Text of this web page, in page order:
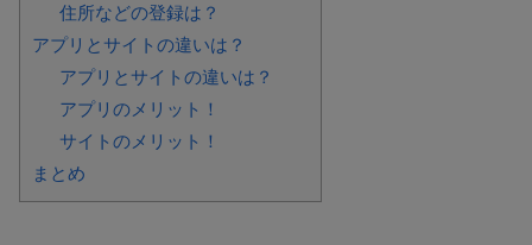
住所などの登録は？
アプリとサイトの違いは？
アプリとサイトの違いは？
アプリのメリット！
サイトのメリット！
まとめ